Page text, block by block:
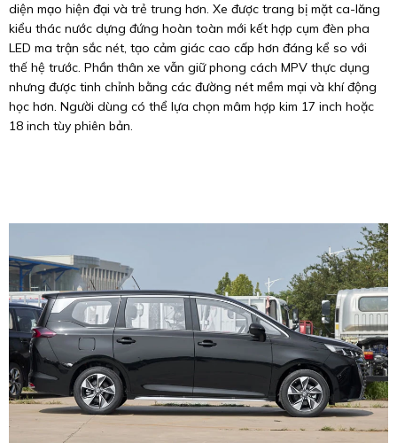
diện mạo hiện đại và trẻ trung hơn. Xe được trang bị mặt ca-lăng
kiểu thác nước dựng đứng hoàn toàn mới kết hợp cụm đèn pha
LED ma trận sắc nét, tạo cảm giác cao cấp hơn đáng kể so với
thế hệ trước. Phần thân xe vẫn giữ phong cách MPV thực dụng
nhưng được tinh chỉnh bằng các đường nét mềm mại và khí động
học hơn. Người dùng có thể lựa chọn mâm hợp kim 17 inch hoặc
18 inch tùy phiên bản.